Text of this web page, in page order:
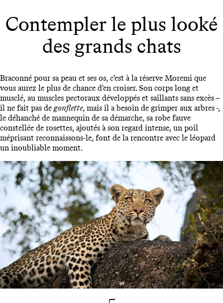
Contempler le plus looké
des grands chats
Braconné pour sa peau et ses os, c'est à la réserve Moremi que
vous aurez le plus de chance d'en croiser. Son corps long et
musclé, au muscles pectoraux développés et saillants sans excès –
il ne fait pas de gonflette, mais il a besoin de grimper aux arbres -,
le déhanché de mannequin de sa démarche, sa robe fauve
constellée de rosettes, ajoutés à son regard intense, un poil
méprisant reconnaissons-le, font de la rencontre avec le léopard
un inoubliable moment.